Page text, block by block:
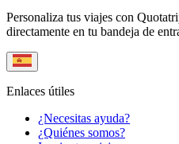
Personaliza tus viajes con
directamente en tu bandeja de
Enlaces útiles
¿Necesitas ayuda?
¿Quiénes somos?